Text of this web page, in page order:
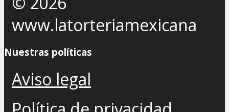
www.latorteriamexicana
Nuestras políticas
Aviso legal